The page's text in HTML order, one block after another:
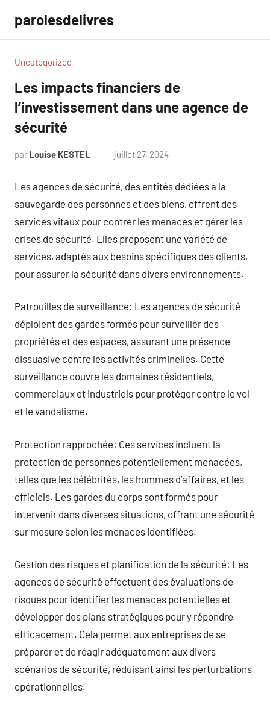
contenu
parolesdelivres
Uncategorized
Les impacts financiers de
l’investissement dans une agence de
sécurité
par Louise KESTEL juillet 27, 2024
Les agences de sécurité, des entités dédiées à la
sauvegarde des personnes et des biens, offrent des
services vitaux pour contrer les menaces et gérer les
crises de sécurité. Elles proposent une variété de
services, adaptés aux besoins spécifiques des clients,
pour assurer la sécurité dans divers environnements.
Patrouilles de surveillance: Les agences de sécurité
déploient des gardes formés pour surveiller des
propriétés et des espaces, assurant une présence
dissuasive contre les activités criminelles. Cette
surveillance couvre les domaines résidentiels,
commerciaux et industriels pour protéger contre le vol
et le vandalisme.
Protection rapprochée: Ces services incluent la
protection de personnes potentiellement menacées,
telles que les célébrités, les hommes d’affaires, et les
officiels. Les gardes du corps sont formés pour
intervenir dans diverses situations, offrant une sécurité
sur mesure selon les menaces identifiées.
Gestion des risques et planification de la sécurité: Les
agences de sécurité effectuent des évaluations de
risques pour identifier les menaces potentielles et
développer des plans stratégiques pour y répondre
efficacement. Cela permet aux entreprises de se
préparer et de réagir adéquatement aux divers
scénarios de sécurité, réduisant ainsi les perturbations
opérationnelles.